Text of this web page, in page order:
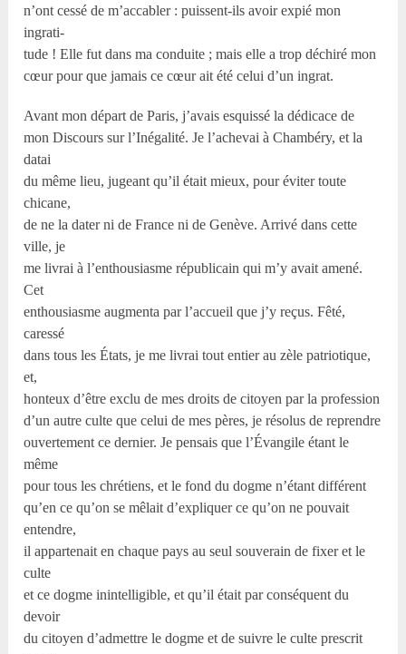
n’ont cessé de m’accabler : puissent-ils avoir expié mon
ingrati-
tude ! Elle fut dans ma conduite ; mais elle a trop déchiré mon
cœur pour que jamais ce cœur ait été celui d’un ingrat.
Avant mon départ de Paris, j’avais esquissé la dédicace de
mon Discours sur l’Inégalité. Je l’achevai à Chambéry, et la
datai
du même lieu, jugeant qu’il était mieux, pour éviter toute
chicane,
de ne la dater ni de France ni de Genève. Arrivé dans cette
ville, je
me livrai à l’enthousiasme républicain qui m’y avait amené.
Cet
enthousiasme augmenta par l’accueil que j’y reçus. Fêté,
caressé
dans tous les États, je me livrai tout entier au zèle patriotique,
et,
honteux d’être exclu de mes droits de citoyen par la profession
d’un autre culte que celui de mes pères, je résolus de reprendre
ouvertement ce dernier. Je pensais que l’Évangile étant le
même
pour tous les chrétiens, et le fond du dogme n’étant différent
qu’en ce qu’on se mêlait d’expliquer ce qu’on ne pouvait
entendre,
il appartenait en chaque pays au seul souverain de fixer et le
culte
et ce dogme inintelligible, et qu’il était par conséquent du
devoir
du citoyen d’admettre le dogme et de suivre le culte prescrit